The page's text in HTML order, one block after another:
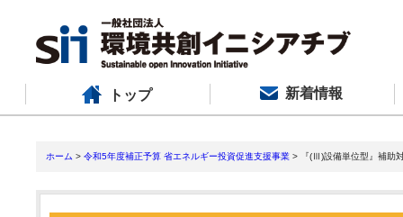
トップ 新着情報
ホーム > 令和5年度補正予算 省エネルギー投資促進支援事業 > 『(Ⅲ)設備単位型』補助